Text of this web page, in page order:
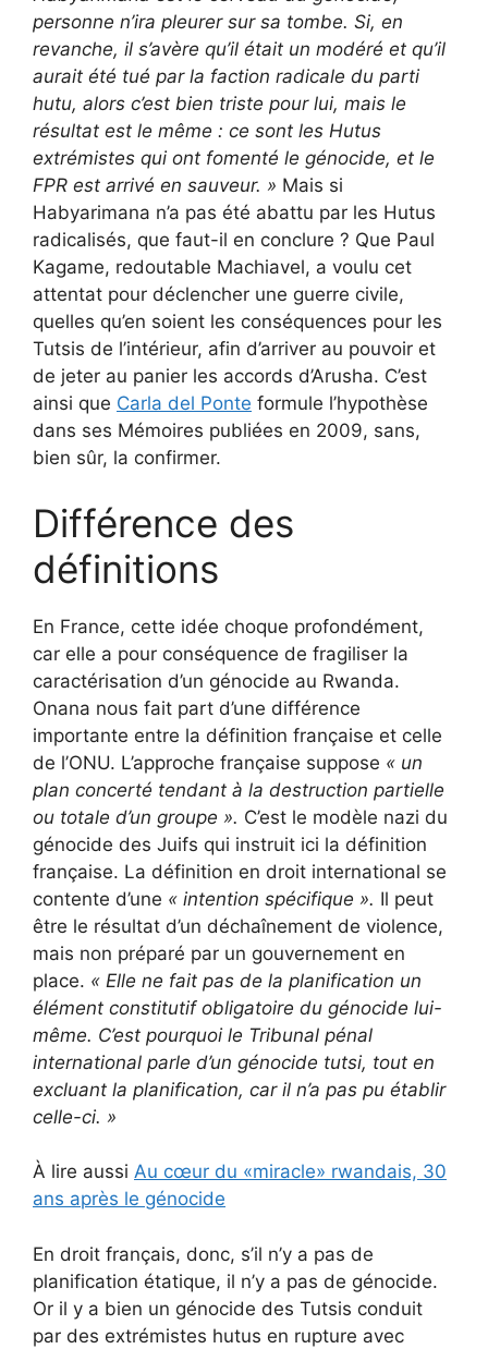
personne n’ira pleurer sur sa tombe. Si, en
revanche, il s’avère qu’il était un modéré et qu’il
aurait été tué par la faction radicale du parti
hutu, alors c’est bien triste pour lui, mais le
résultat est le même : ce sont les Hutus
extrémistes qui ont fomenté le génocide, et le
FPR est arrivé en sauveur. » Mais si
Habyarimana n’a pas été abattu par les Hutus
radicalisés, que faut-il en conclure ? Que Paul
Kagame, redoutable Machiavel, a voulu cet
attentat pour déclencher une guerre civile,
quelles qu’en soient les conséquences pour les
Tutsis de l’intérieur, afin d’arriver au pouvoir et
de jeter au panier les accords d’Arusha. C’est
ainsi que Carla del Ponte formule l’hypothèse
dans ses Mémoires publiées en 2009, sans,
bien sûr, la confirmer.
Différence des
définitions
En France, cette idée choque profondément,
car elle a pour conséquence de fragiliser la
caractérisation d’un génocide au Rwanda.
Onana nous fait part d’une différence
importante entre la définition française et celle
de l’ONU. L’approche française suppose « un
plan concerté tendant à la destruction partielle
ou totale d’un groupe ». C’est le modèle nazi du
génocide des Juifs qui instruit ici la définition
française. La définition en droit international se
contente d’une « intention spécifique ». Il peut
être le résultat d’un déchaînement de violence,
mais non préparé par un gouvernement en
place. « Elle ne fait pas de la planification un
élément constitutif obligatoire du génocide lui-
même. C’est pourquoi le Tribunal pénal
international parle d’un génocide tutsi, tout en
excluant la planification, car il n’a pas pu établir
celle-ci. »
À lire aussi Au cœur du «miracle» rwandais, 30
ans après le génocide
En droit français, donc, s’il n’y a pas de
planification étatique, il n’y a pas de génocide.
Or il y a bien un génocide des Tutsis conduit
par des extrémistes hutus en rupture avec